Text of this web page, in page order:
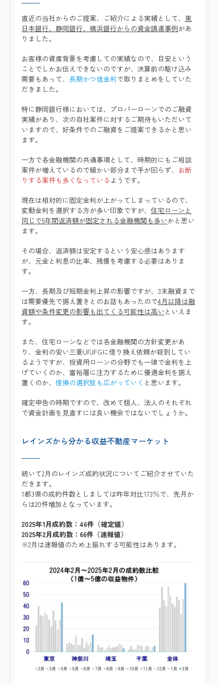
直近の当社からのご提案、ご紹介による実績として、 東
日本銀行、静岡銀行、横浜銀行からの資金調達事例があ
りました。
お客様の資産背景を考慮しての実績なので、目安という
ことでしかお伝えできないのですが、決算前の駆け込み
需要もあって、 長期かつ低金利 で取りまとめをしていた
だきました。
特に静岡銀行様においては、プロパーローンでのご融資
実績があり、次の自社案件に対するご期待もいただいて
いますので、好条件でのご融資をご提案できるかと思い
ます。
一方で各金融機関の共通事項として、時期的にもご相談
案件が増えているので細かい部分まで手が回らず、 お断
りする案件も多くなっている ようです。
現在は相対的に固定金利が上がってしまっているので、
変動金利を選択する方が多い印象ですが、 住宅ローンと
同じで5年間返済額が固定される金融機関も多いかと思い
ます。
その場合、返済額は安定するという安心感はあります
が、元金と利息の比率、残債を考慮する必要はありま
す。
一方、長期及び短期金利上昇の影響ですが、3末融資まで
は需要優先で据え置きとのお話もあったので4月以降は融
資額や条件変更の影響も出てくる可能性は高い といえま
す。
また、住宅ローンなどでは各金融機関の方針変更があ
り、金利の安い三菱UFJFGに借り換え依頼が殺到してい
るようですが、投資用ローンの分野でも一律で金利を上
げていくのか、富裕層に注力するために優遇金利を据え
置くのか、 借換の選択肢も広がっていく と思います。
確定申告の時期ですので、改めて個人、法人のそれぞれ
で資金計画を見直すには良い機会ではないでしょうか。
レインズから分かる収益不動産マーケット
続いて2月のレインズ成約状況についてご紹介させていた
だきます。
1都3県の成約件数としましては昨年対比173％で、先月か
らは20件増加となっています。
2025年1月成約数：46件（確定値）
2025年2月成約数：66件（速報値）
※2月は速報値のため上振れする可能性はあります。